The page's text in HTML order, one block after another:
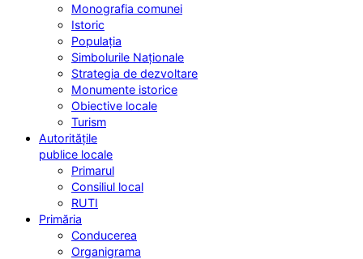
Monografia comunei
Istoric
Populația
Simbolurile Naționale
Strategia de dezvoltare
Monumente istorice
Obiective locale
Turism
Autoritățile
publice locale
Primarul
Consiliul local
RUTI
Primăria
Conducerea
Organigrama